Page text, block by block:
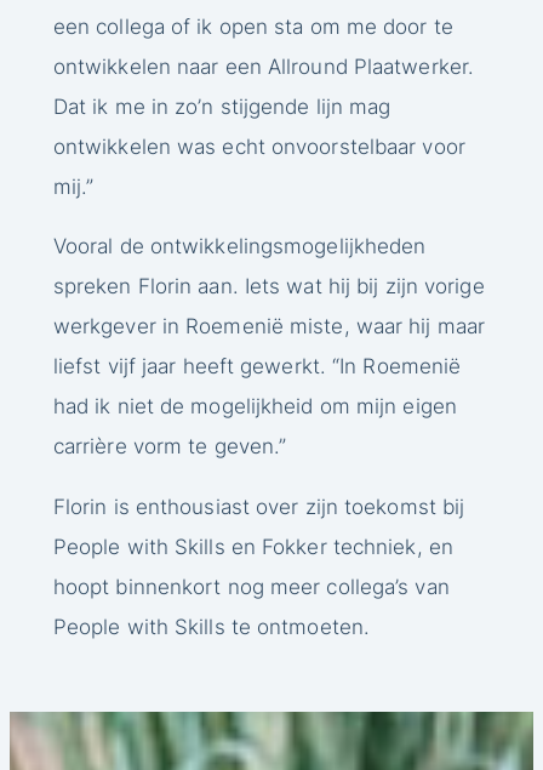
een collega of ik open sta om me door te
ontwikkelen naar een Allround Plaatwerker.
Dat ik me in zo’n stijgende lijn mag
ontwikkelen was echt onvoorstelbaar voor
mij.”
Vooral de ontwikkelingsmogelijkheden
spreken Florin aan. Iets wat hij bij zijn vorige
werkgever in Roemenië miste, waar hij maar
liefst vijf jaar heeft gewerkt. “In Roemenië
had ik niet de mogelijkheid om mijn eigen
carrière vorm te geven.”
Florin is enthousiast over zijn toekomst bij
People with Skills en Fokker techniek, en
hoopt binnenkort nog meer collega’s van
People with Skills te ontmoeten.